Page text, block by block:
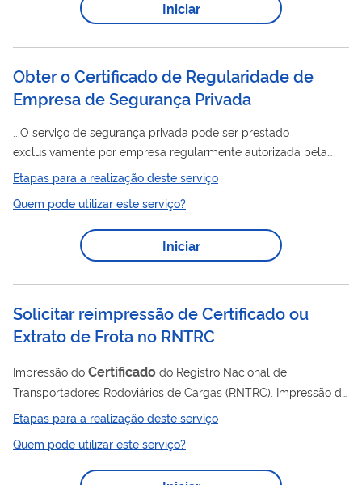
empresa ainda não possui AFE ou AE ativa, será necessário
Novo > Petição Inicial. Atenção:...
Iniciar
Obter o Certificado de Regularidade de
Empresa de Segurança Privada
...O serviço de segurança privada pode ser prestado
exclusivamente por empresa regularmente autorizada pela
Polícia Federal e em dia com suas obrigações. O contratante
pode ser responsabilizado caso contribua, de qualquer modo,
para a prática de infrações penais possivelmente praticadas
pelo contratado irregular. Qualquer pessoa pode obter
informações sobre a regularidade de uma empresa de
fazer sua consulta ...
Etapas para a realização deste serviço
Quem pode utilizar este serviço?
Iniciar
Solicitar reimpressão de Certificado ou
Extrato de Frota no RNTRC
Impressão do Certificado do Registro Nacional de
Transportadores Rodoviários de Cargas (RNTRC). Impressão do
Extrato do Transportador, documento que apresenta os dados
cadastrais do transportador e os veículos vinculados à sua
frota no RNTRC.
Etapas para a realização deste serviço
Quem pode utilizar este serviço?